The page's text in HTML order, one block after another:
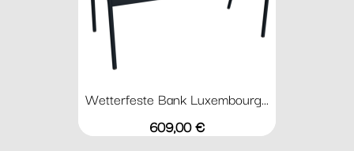
Wetterfeste Bank Luxembourg...
Preis
609,00 €